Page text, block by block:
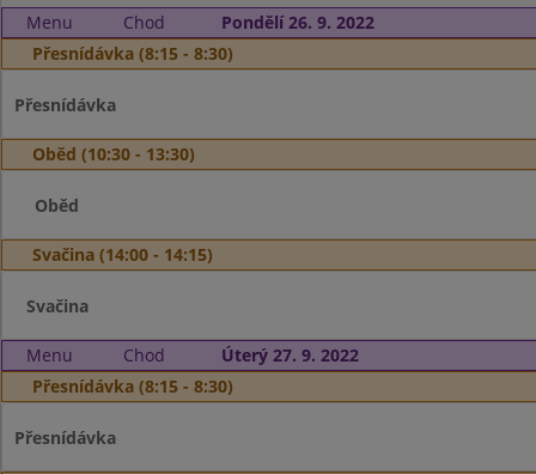
Menu Chod
Pondělí 26. 9. 2022
Přesnídávka (8:15 - 8:30)
Přesnídávka
Oběd (10:30 - 13:30)
Oběd
Svačina (14:00 - 14:15)
Svačina
Menu Chod
Úterý 27. 9. 2022
Přesnídávka (8:15 - 8:30)
Přesnídávka